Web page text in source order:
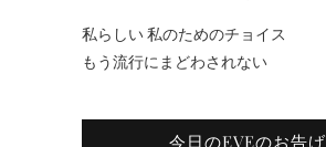
私らしい 私のためのチョイス
もう流行にまどわされない
今日のEVEのお告げ